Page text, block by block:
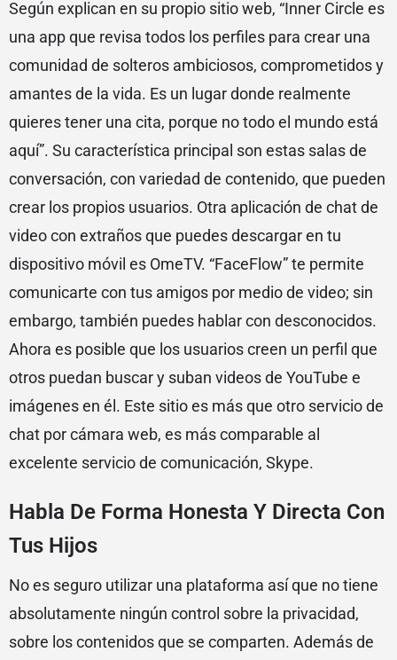
Según explican en su propio sitio web, “Inner Circle es
una app que revisa todos los perfiles para crear una
comunidad de solteros ambiciosos, comprometidos y
amantes de la vida. Es un lugar donde realmente
quieres tener una cita, porque no todo el mundo está
aquí”. Su característica principal son estas salas de
conversación, con variedad de contenido, que pueden
crear los propios usuarios. Otra aplicación de chat de
video con extraños que puedes descargar en tu
dispositivo móvil es OmeTV. “FaceFlow” te permite
comunicarte con tus amigos por medio de video; sin
embargo, también puedes hablar con desconocidos.
Ahora es posible que los usuarios creen un perfil que
otros puedan buscar y suban videos de YouTube e
imágenes en él. Este sitio es más que otro servicio de
chat por cámara web, es más comparable al
excelente servicio de comunicación, Skype.
Habla De Forma Honesta Y Directa Con
Tus Hijos
No es seguro utilizar una plataforma así que no tiene
absolutamente ningún control sobre la privacidad,
sobre los contenidos que se comparten. Además de